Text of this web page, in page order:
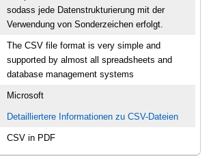
sodass jede Datenstrukturierung mit der
Verwendung von Sonderzeichen erfolgt.
The CSV file format is very simple and
supported by almost all spreadsheets and
database management systems
Microsoft
Detailliertere Informationen zu CSV-Dateien
CSV in PDF